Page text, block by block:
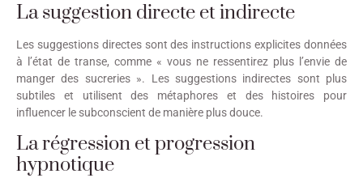
La suggestion directe et indirecte
Les suggestions directes sont des instructions explicites données
à l’état de transe, comme « vous ne ressentirez plus l’envie de
manger des sucreries ». Les suggestions indirectes sont plus
subtiles et utilisent des métaphores et des histoires pour
influencer le subconscient de manière plus douce.
La régression et progression
hypnotique